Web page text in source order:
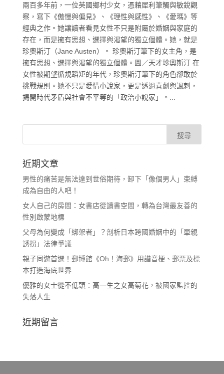
兩百多年前，一位英國鄉村少女，憑藉犀利筆觸與敏銳觀
察，寫下《傲慢與偏見》、《理性與感性》、《愛瑪》等
經典之作。她讓讀者看見女性不只是附屬於婚姻與家庭的
存在，而是擁有思想、選擇與渴望的獨立個體。她，就是
珍奧斯汀（Jane Austen）。 珍奧斯汀筆下的女主角，是
擁有思想、選擇與渴望的獨立個體。圖／天才珍奧斯汀 在
女性被期望循規蹈矩的年代，珍奧斯汀筆下的角色卻敢於
挑戰規則。她不只是愛情小說家，更是透過喜劇與諷刺，
揭開時代矛盾與社會不平等的「政治小說家」。...
近期文章
男性的痛苦是無法達到世俗期待，卸下「像個男人」束縛
成為自由的人吧！
女人自己的房間：女書店從讀書空間，轉為台灣最友善的
性別啟蒙地標
父母為何變成「綁架者」？剖析日本跨國婚姻中的「單親
誘拐」法律爭議
親子同遊首選！郵博館《Oh！海郵》用諧音梗、郵票及標
本打造海底世界
優雅的女士從不低頭：高一生之女高菊花，被國家監控的
失落人生
近期留言